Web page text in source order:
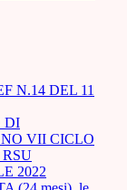
N.14 DEL 11
DI
VII CICLO
2022